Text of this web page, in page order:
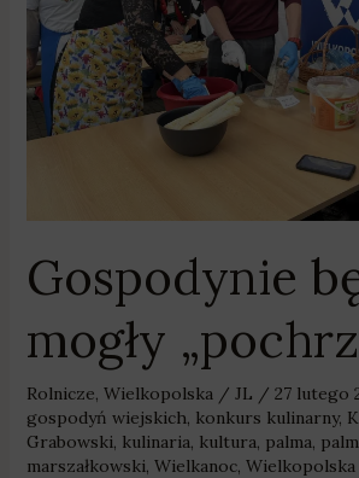
Gospodynie
mogły
Rolnicze, Wielkopolska/ JL / 27 lutego
gospodyń wiejskich, konkurs kulinarny,
Grabowski, kulinaria, kultura, palma,
marszałkowski, Wielkanoc, Wielkopolska